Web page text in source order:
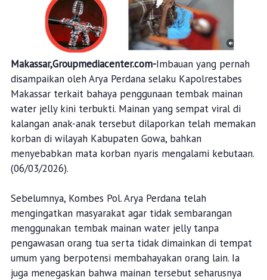
Makassar,Groupmediacenter.com-Imbauan yang pernah
disampaikan oleh Arya Perdana selaku Kapolrestabes
Makassar terkait bahaya penggunaan tembak mainan
water jelly kini terbukti. Mainan yang sempat viral di
kalangan anak-anak tersebut dilaporkan telah memakan
korban di wilayah Kabupaten Gowa, bahkan
menyebabkan mata korban nyaris mengalami kebutaan.
(06/03/2026).
Sebelumnya, Kombes Pol. Arya Perdana telah
mengingatkan masyarakat agar tidak sembarangan
menggunakan tembak mainan water jelly tanpa
pengawasan orang tua serta tidak dimainkan di tempat
umum yang berpotensi membahayakan orang lain. Ia
juga menegaskan bahwa mainan tersebut seharusnya